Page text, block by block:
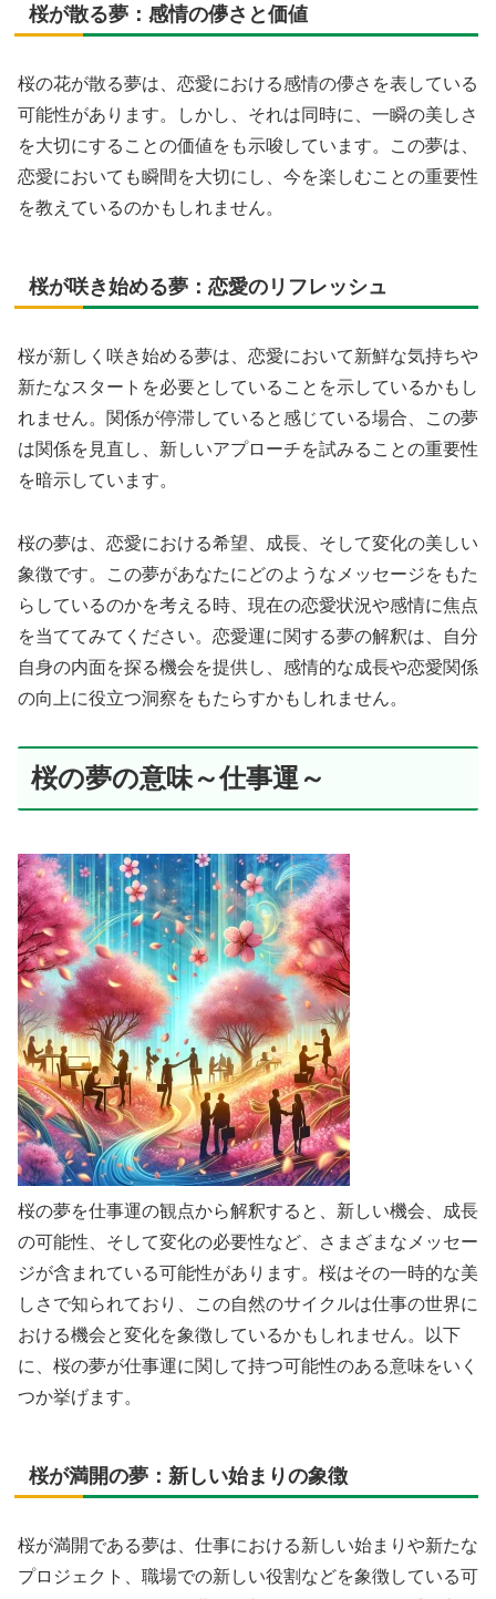
桜が散る夢：感情の儚さと価値
桜の花が散る夢は、恋愛における感情の儚さを表している
可能性があります。しかし、それは同時に、一瞬の美しさ
を大切にすることの価値をも示唆しています。この夢は、
恋愛においても瞬間を大切にし、今を楽しむことの重要性
を教えているのかもしれません。
桜が咲き始める夢：恋愛のリフレッシュ
桜が新しく咲き始める夢は、恋愛において新鮮な気持ちや
新たなスタートを必要としていることを示しているかもし
れません。関係が停滞していると感じている場合、この夢
は関係を見直し、新しいアプローチを試みることの重要性
を暗示しています。
桜の夢は、恋愛における希望、成長、そして変化の美しい
象徴です。この夢があなたにどのようなメッセージをもた
らしているのかを考える時、現在の恋愛状況や感情に焦点
を当ててみてください。恋愛運に関する夢の解釈は、自分
自身の内面を探る機会を提供し、感情的な成長や恋愛関係
の向上に役立つ洞察をもたらすかもしれません。
桜の夢の意味～仕事運～
桜の夢を仕事運の観点から解釈すると、新しい機会、成長
の可能性、そして変化の必要性など、さまざまなメッセー
ジが含まれている可能性があります。桜はその一時的な美
しさで知られており、この自然のサイクルは仕事の世界に
おける機会と変化を象徴しているかもしれません。以下
に、桜の夢が仕事運に関して持つ可能性のある意味をいく
つか挙げます。
桜が満開の夢：新しい始まりの象徴
桜が満開である夢は、仕事における新しい始まりや新たな
プロジェクト、職場での新しい役割などを象徴している可